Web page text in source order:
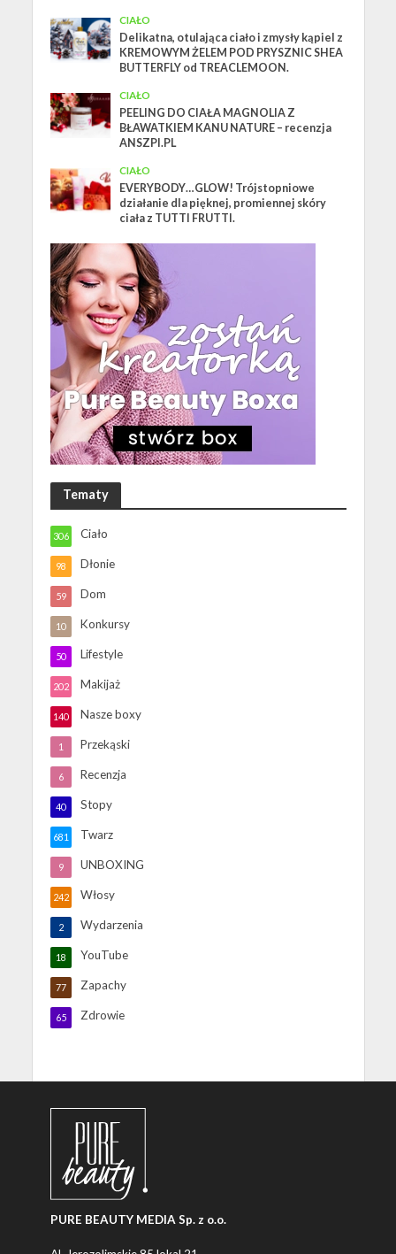
CIAŁO
Delikatna, otulająca ciało i zmysły kąpiel z
KREMOWYM ŻELEM POD PRYSZNIC SHEA
BUTTERFLY od TREACLEMOON.
CIAŁO
PEELING DO CIAŁA MAGNOLIA Z
BŁAWATKIEM KANU NATURE – recenzja
ANSZPI.PL
CIAŁO
EVERYBODY…GLOW! Trójstopniowe
działanie dla pięknej, promiennej skóry
ciała z TUTTI FRUTTI.
Tematy
Ciało
306
Dłonie
98
Dom
59
Konkursy
10
Lifestyle
50
Makijaż
202
Nasze boxy
140
Przekąski
1
Recenzja
6
Stopy
40
Twarz
681
UNBOXING
9
Włosy
242
Wydarzenia
2
YouTube
18
Zapachy
77
Zdrowie
65
PURE BEAUTY MEDIA Sp. z o.o.